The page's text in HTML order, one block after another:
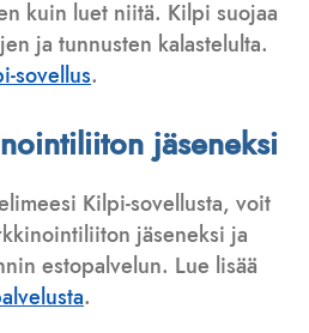
kuin luet niitä. Kilpi suojaa
ja tunnusten kalastelulta.
sovellus.
jäseneksi
Kilpi-sovellusta, voit
jäseneksi ja
estopalvelun. Lue lisää
.